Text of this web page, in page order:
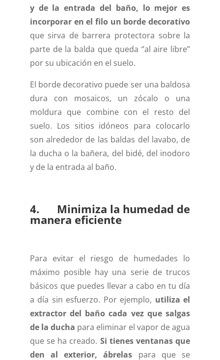
y de la entrada del baño, lo mejor es
incorporar en el filo un borde decorativo
que sirva de barrera protectora sobre la
parte de la balda que queda ‘’al aire libre’’
por su ubicación en el suelo.
El borde decorativo puede ser una baldosa
dura con mosaicos, un zócalo o una
moldura que combine con el resto del
suelo. Los sitios idóneos para colocarlo
son alrededor de las baldas del lavabo, de
la ducha o la bañera, del bidé, del inodoro
y de la entrada al baño.
4. Minimiza la humedad de
manera eficiente
Para evitar el riesgo de humedades lo
máximo posible hay una serie de trucos
básicos que puedes llevar a cabo en tu día
a día sin esfuerzo. Por ejemplo, utiliza el
extractor del baño cada vez que salgas
de la ducha para eliminar el vapor de agua
que se ha creado. Si tienes ventanas que
den al exterior, ábrelas para que se